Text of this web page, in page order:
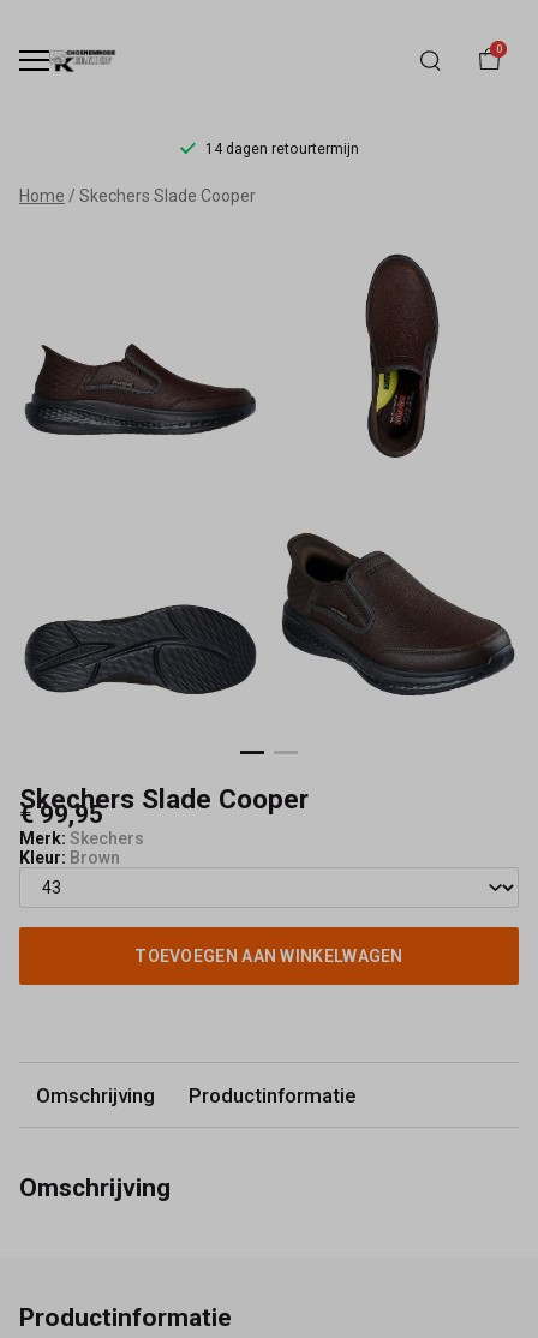
0
14 dagen retourtermijn
Skechers
Schoenmode
Kerkhof
Home Skechers Slade Cooper
Skechers Slade Cooper
€ 99,95
Merk: Skechers
Kleur: Brown
TOEVOEGEN AAN WINKELWAGEN
Omschrijving Productinformatie
Omschrijving
Productinformatie